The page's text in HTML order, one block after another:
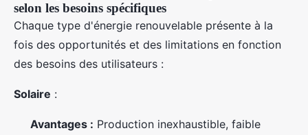
selon les besoins spécifiques
Chaque type d'énergie renouvelable présente à la
fois des opportunités et des limitations en fonction
des besoins des utilisateurs :
Solaire :
Avantages : Production inexhaustible, faible